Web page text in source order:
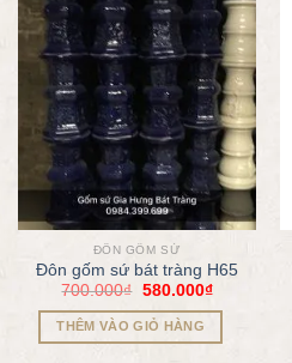
ĐÔN GỐM SỨ
Đôn gốm sứ bát tràng H65
700.000₫ 580.000₫
THÊM VÀO GIỎ HÀNG